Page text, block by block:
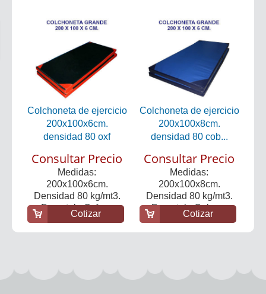
Colchoneta de ejercicio
200x100x6cm.
densidad 80 oxf
Consultar Precio
Medidas:
200x100x6cm.
Densidad 80 kg/mt3.
Forro tela Oxfor...
Cotizar
Colchoneta de ejercicio
200x100x8cm.
densidad 80 cob...
Consultar Precio
Medidas:
200x100x8cm.
Densidad 80 kg/mt3.
Forro tela Cober...
Cotizar